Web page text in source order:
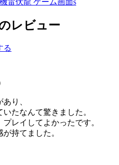
レビュー
る
り、
たなんて驚きました。
レイしてよかったです。
持てました。